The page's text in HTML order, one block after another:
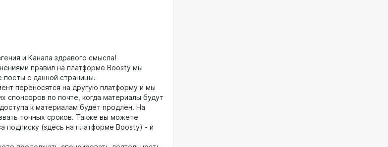
и Канала здравого смысла!
правил на платформе Boosty мы
с данной страницы.
переносятся на другую платформу и мы
спонсоров по почте, когда материалы будут
к материалам будет продлен. На
точных сроков. Также вы можете
подписку (здесь на платформе Boosty) - и